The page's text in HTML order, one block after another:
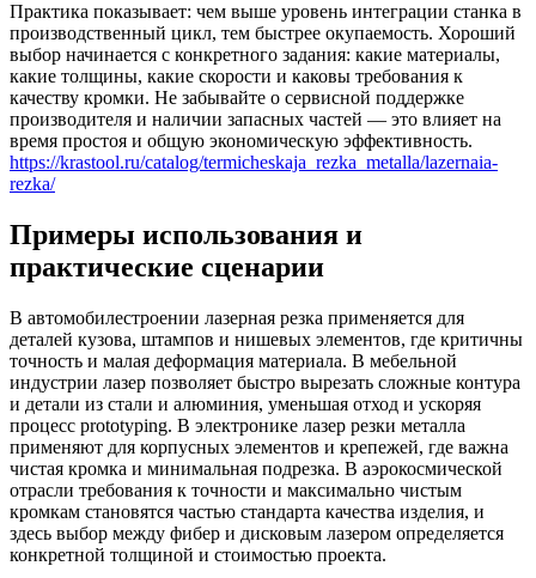
Практика показывает: чем выше уровень интеграции станка в
производственный цикл, тем быстрее окупаемость. Хороший
выбор начинается с конкретного задания: какие материалы,
какие толщины, какие скорости и каковы требования к
качеству кромки. Не забывайте о сервисной поддержке
производителя и наличии запасных частей — это влияет на
время простоя и общую экономическую эффективность.
https://krastool.ru/catalog/termicheskaja_rezka_metalla/lazernaia-
rezka/
Примеры использования и
практические сценарии
В автомобилестроении лазерная резка применяется для
деталей кузова, штампов и нишевых элементов, где критичны
точность и малая деформация материала. В мебельной
индустрии лазер позволяет быстро вырезать сложные контура
и детали из стали и алюминия, уменьшая отход и ускоряя
процесс prototyping. В электронике лазер резки металла
применяют для корпусных элементов и крепежей, где важна
чистая кромка и минимальная подрезка. В аэрокосмической
отрасли требования к точности и максимально чистым
кромкам становятся частью стандарта качества изделия, и
здесь выбор между фибер и дисковым лазером определяется
конкретной толщиной и стоимостью проекта.